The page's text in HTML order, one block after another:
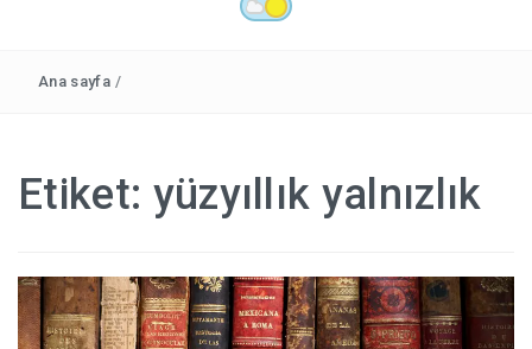
HABERLER
Ana sayfa /
Etiket: yüzyıllık yalnızlık